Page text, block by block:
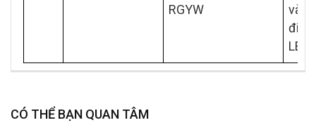
RGYW
điều
LED
CÓ THỂ BẠN QUAN TÂM